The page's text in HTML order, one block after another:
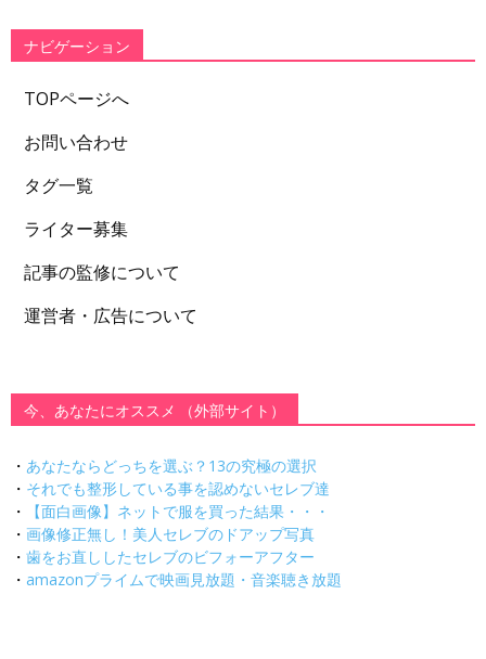
ー
ナビゲーション
TOPページへ
お問い合わせ
タグ一覧
ライター募集
記事の監修について
運営者・広告について
今、あなたにオススメ （外部サイト）
・ あなたならどっちを選ぶ？13の究極の選択
・ それでも整形している事を認めないセレブ達
・
【面白画像】ネットで服を買った結果・・・
・ 画像修正無し！美人セレブのドアップ写真
・ 歯をお直ししたセレブのビフォーアフター
・ amazonプライムで映画見放題・音楽聴き放題